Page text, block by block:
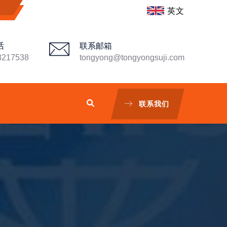
英文
联系邮箱
tongyong@tongyongsuji.com
联系我们